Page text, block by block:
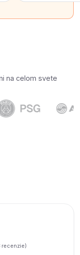
na celom svete
recenzie)